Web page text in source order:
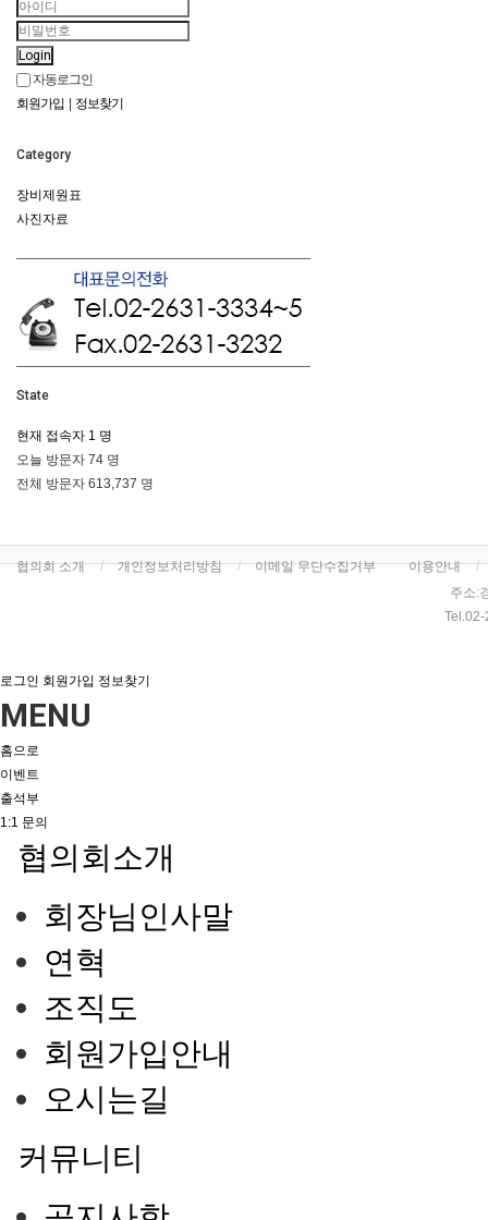
Login
자동로그인
회원가입 | 정보찾기
Category
장비제원표
사진자료
State
현재 접속자 1 명
오늘 방문자 74 명
전체 방문자 613,737 명
협의회 소개 개인정보처리방침 이메일 무단수집거부
이용안내
주소:
로그인 회원가입 정보찾기
MENU
홈으로
이벤트
출석부
1:1 문의
협의회소개
회장님인사말
연혁
조직도
회원가입안내
오시는길
커뮤니티